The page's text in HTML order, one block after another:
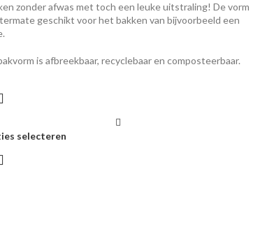
zonder afwas met toch een leuke uitstraling! De vorm
geschikt voor het bakken van bijvoorbeeld een
is afbreekbaar, recyclebaar en composteerbaar.
selecteren